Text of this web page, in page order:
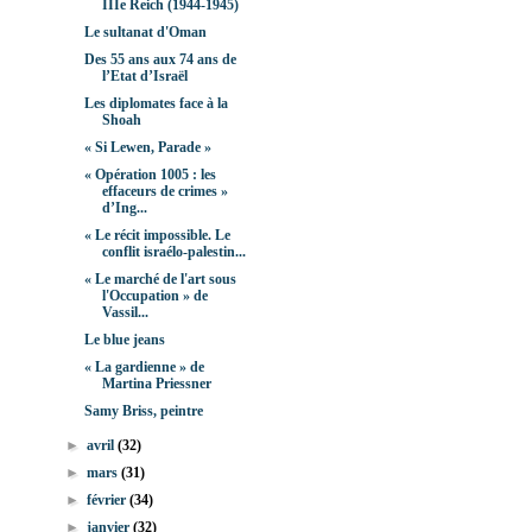
IIIe Reich (1944-1945)
Le sultanat d'Oman
Des 55 ans aux 74 ans de
l’Etat d’Israël
Les diplomates face à la
Shoah
« Si Lewen, Parade »
« Opération 1005 : les
effaceurs de crimes »
d’Ing...
« Le récit impossible. Le
conflit israélo-palestin...
« Le marché de l'art sous
l'Occupation » de
Vassil...
Le blue jeans
« La gardienne » de
Martina Priessner
Samy Briss, peintre
►avril(32)
►mars(31)
►février(34)
►janvier(32)